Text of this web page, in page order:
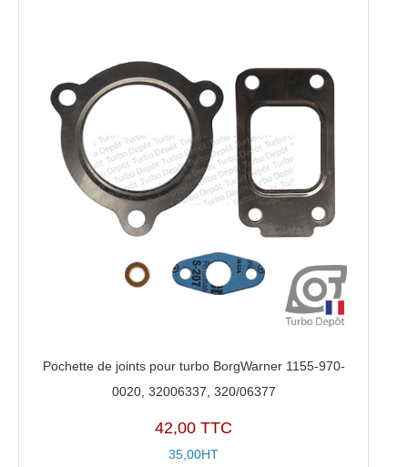
Pochette de joints pour turbo BorgWarner 1155-970-
0020, 32006337, 320/06377
42,00 TTC
35,00HT